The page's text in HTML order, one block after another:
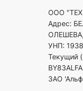
ООО
Адрес:
УНП:
Текущий
ЗАО